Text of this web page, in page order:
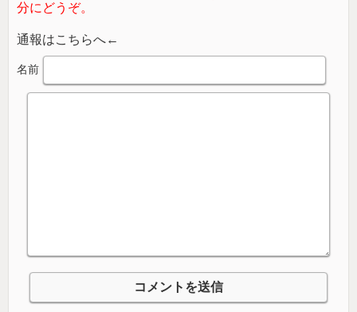
分にどうぞ。
通報はこちらへ←
名前